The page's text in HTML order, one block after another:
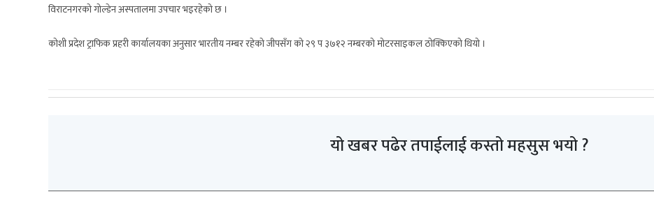
विराटनगरको गोल्डेन अस्पतालमा उपचार भइरहेको छ ।
कोशी प्रदेश ट्राफिक प्रहरी कार्यालयका अनुसार भारतीय नम्बर रहेको जीपसँग को २९ प ३७१२ नम्बरको मोटरसाइकल ठोक्किएको थियो ।
यो खबर पढेर तपाईलाई कस्तो महसुस भयो ?